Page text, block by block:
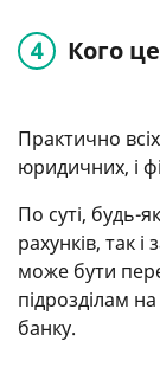
Кого
Практично
юридичних, і
По суті, будь-
рахунків, так
може бути
підрозділам
банку.